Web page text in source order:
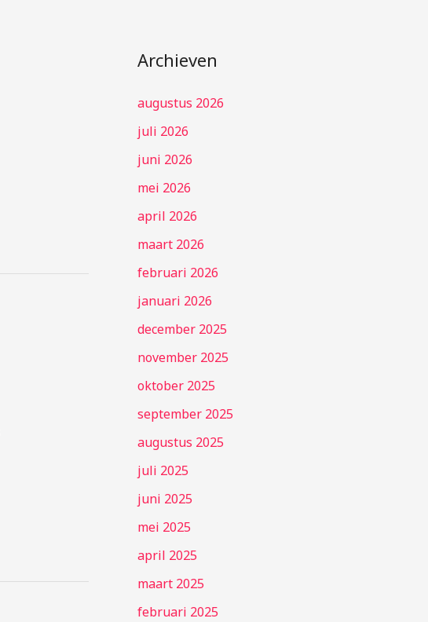
Archieven
augustus 2026
juli 2026
juni 2026
mei 2026
april 2026
maart 2026
februari 2026
januari 2026
december 2025
november 2025
oktober 2025
september 2025
augustus 2025
juli 2025
juni 2025
mei 2025
april 2025
maart 2025
februari 2025